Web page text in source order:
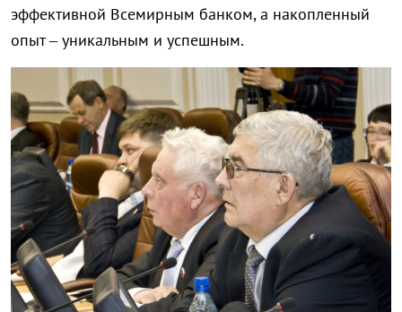
эффективной Всемирным банком, а накопленный
опыт – уникальным и успешным.